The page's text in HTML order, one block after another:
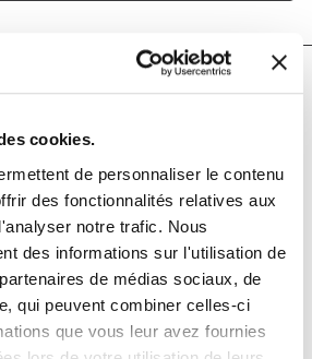
cookies.
de personnaliser le contenu
des fonctionnalités relatives aux
notre trafic. Nous
des informations sur l'utilisation de
de médias sociaux, de
qui peuvent combiner celles-ci
que vous leur avez fournies
Philippe Marcq
exhibit traveling mechanical